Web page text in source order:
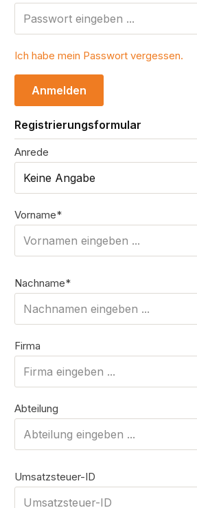
Ich habe mein Passwort vergessen.
Anmelden
Registrierungsformular
Persönliche Informationen
Anrede
Vorname*
Nachname*
Firma
Abteilung
Umsatzsteuer-ID